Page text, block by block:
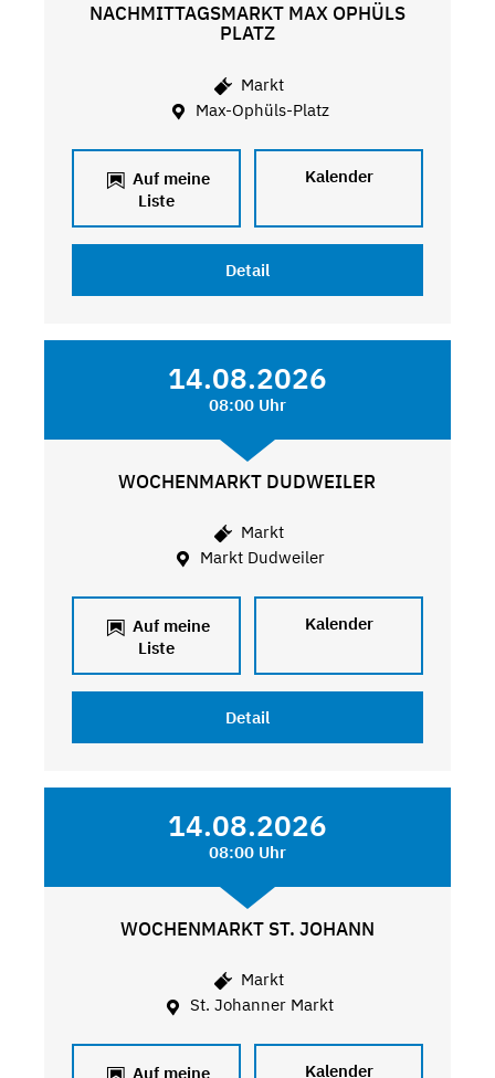
NACHMITTAGSMARKT MAX OPHÜLS
PLATZ
Markt
Max-Ophüls-Platz
Auf meine
Liste
Kalender
Detail
14.08.2026
08:00 Uhr
WOCHENMARKT DUDWEILER
Markt
Markt Dudweiler
Auf meine
Liste
Kalender
Detail
14.08.2026
08:00 Uhr
WOCHENMARKT ST. JOHANN
Markt
St. Johanner Markt
Auf meine
Kalender